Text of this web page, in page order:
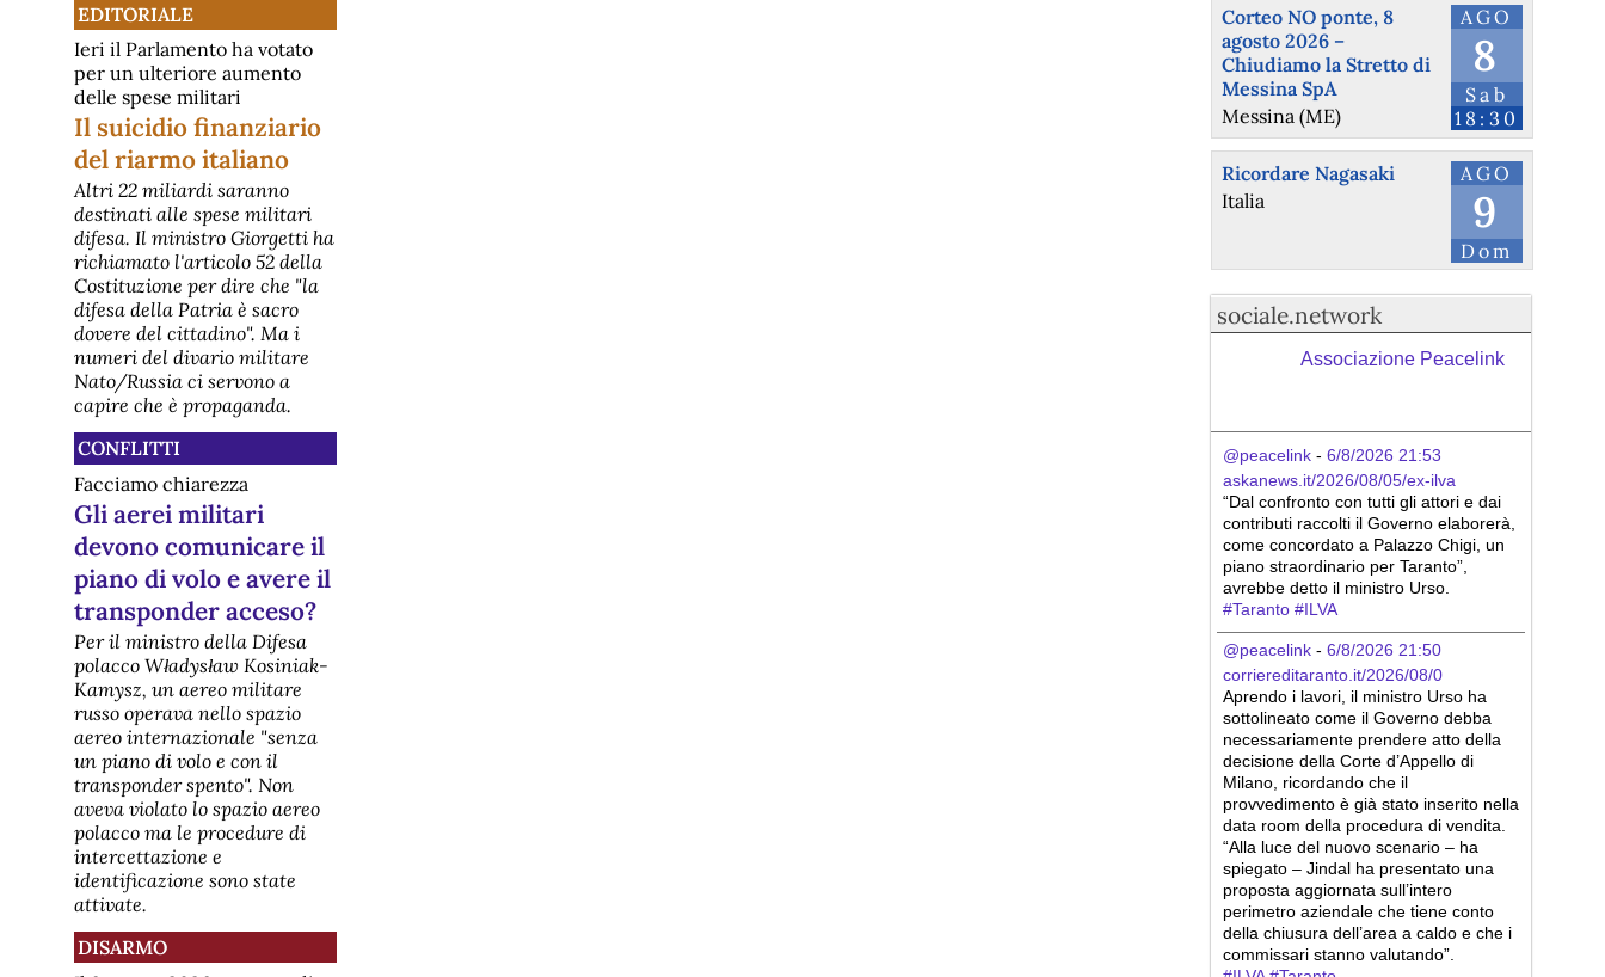
EDITORIALE
Ieri il Parlamento ha votato
per un ulteriore aumento
delle spese militari
Il suicidio finanziario
del riarmo italiano
Altri 22 miliardi saranno
destinati alle spese militari
difesa. Il ministro Giorgetti ha
richiamato l'articolo 52 della
Costituzione per dire che "la
difesa della Patria è sacro
dovere del cittadino". Ma i
numeri del divario militare
Nato/Russia ci servono a
capire che è propaganda.
CONFLITTI
Facciamo chiarezza
Gli aerei militari
devono comunicare il
piano di volo e avere il
transponder acceso?
Per il ministro della Difesa
polacco Władysław Kosiniak-
Kamysz, un aereo militare
russo operava nello spazio
aereo internazionale "senza
un piano di volo e con il
transponder spento". Non
aveva violato lo spazio aereo
polacco ma le procedure di
intercettazione e
identificazione sono state
attivate.
DISARMO
AGO
8
Sab
18:30
Corteo NO ponte, 8
agosto 2026 –
Chiudiamo la Stretto di
Messina SpA
Messina (ME)
AGO
9
Dom
Ricordare Nagasaki
Italia
sociale.network
Associazione Peacelink
@peacelink - 6/8/2026 21:53
askanews.it/2026/08/05/ex-ilva
“Dal confronto con tutti gli attori e dai
contributi raccolti il Governo elaborerà,
come concordato a Palazzo Chigi, un
piano straordinario per Taranto”,
avrebbe detto il ministro Urso.
#Taranto #ILVA
@peacelink - 6/8/2026 21:50
corriereditaranto.it/2026/08/0
Aprendo i lavori, il ministro Urso ha
sottolineato come il Governo debba
necessariamente prendere atto della
decisione della Corte d’Appello di
Milano, ricordando che il
provvedimento è già stato inserito nella
data room della procedura di vendita.
“Alla luce del nuovo scenario – ha
spiegato – Jindal ha presentato una
proposta aggiornata sull’intero
perimetro aziendale che tiene conto
della chiusura dell’area a caldo e che i
commissari stanno valutando”.